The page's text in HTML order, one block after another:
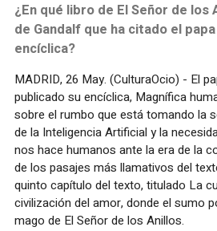
¿En qué libro de El Señor de
de Gandalf que ha citado el
encíclica?
MADRID, 26 May. (CulturaOcio) - El
publicado su encíclica, Magnífica
sobre el rumbo que está tomando la
de la Inteligencia Artificial y la
nos hace humanos ante la era de la
de los pasajes más llamativos del
quinto capítulo del texto, titulado La
civilización del amor, donde el sumo
mago de El Señor de los Anillos.